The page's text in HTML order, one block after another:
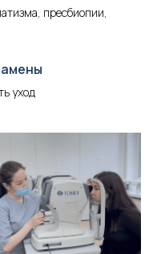
пресбиопии,
уход